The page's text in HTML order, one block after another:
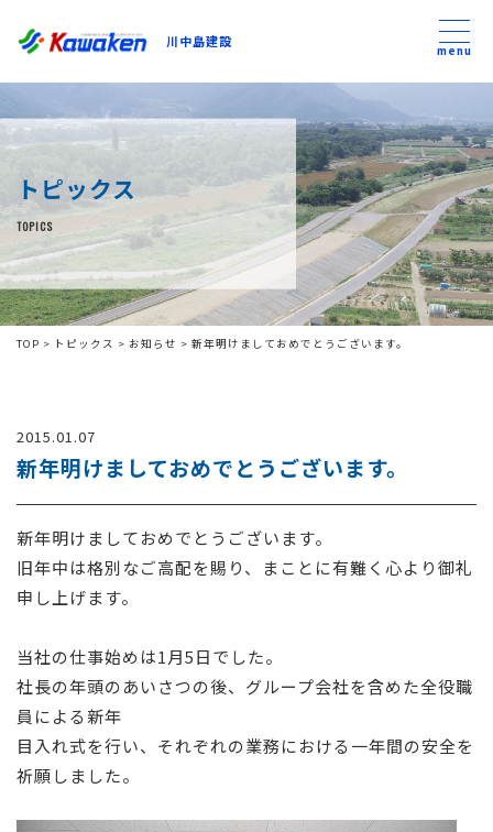
川中島建設
川中島建設
トップ
トピックス
事業内容
私たちについて
コンテンツ
採用情報
お問い合わせ
menu
トピックス
TOPICS
TOP > トピックス > お知らせ > 新年明けましておめでとうございます。
2015.01.07
新年明けましておめでとうございます。
新年明けましておめでとうございます。
旧年中は格別なご高配を賜り、まことに有難く心より御礼
申し上げます。
当社の仕事始めは1月5日でした。
社長の年頭のあいさつの後、グループ会社を含めた全役職
員による新年
目入れ式を行い、それぞれの業務における一年間の安全を
祈願しました。